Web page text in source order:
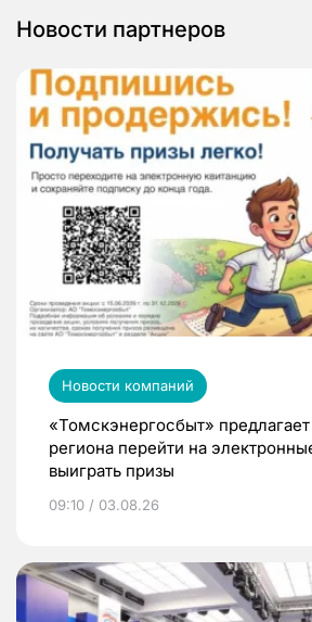
Новости партнеров
Новости компаний
«Томскэнергосбыт»
региона перейти на
выиграть призы
09:10 / 03.08.26